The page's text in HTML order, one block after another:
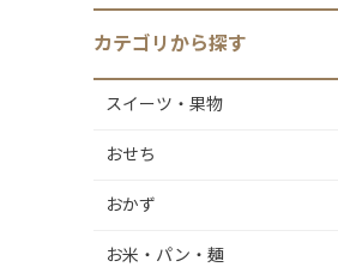
カテゴリから探す
スイーツ・果物
おせち
おかず
お米・パン・麺